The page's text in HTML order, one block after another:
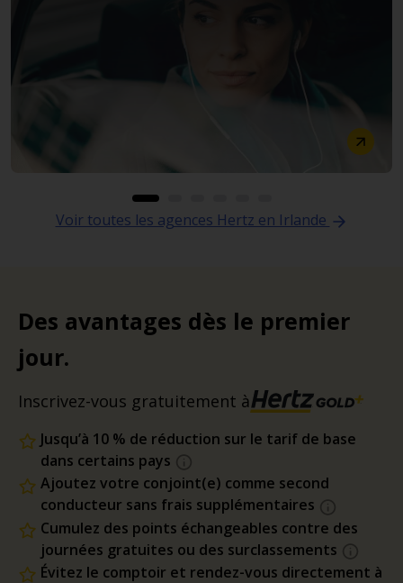
Voir toutes les agences Hertz en Irlande
Des avantages dès le premier
jour.
Inscrivez-vous gratuitement à
Jusqu’à 10 % de réduction sur le tarif de base
dans certains pays
Ajoutez votre conjoint(e) comme second
conducteur sans frais supplémentaires
Cumulez des points échangeables contre des
journées gratuites ou des surclassements
Évitez le comptoir et rendez-vous directement à